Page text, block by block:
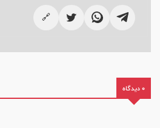
🔗
0 دیدگاه